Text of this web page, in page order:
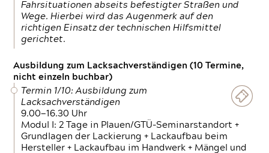
Fahrsituationen abseits befestigter Straßen und
Wege. Hierbei wird das Augenmerk auf den
richtigen Einsatz der technischen Hilfsmittel
gerichtet.
Ausbildung zum Lacksachverständigen (10 Termine,
nicht einzeln buchbar)
Termin 1/10: Ausbildung zum
Lacksachverständigen
9.00—16.30 Uhr
Modul I: 2 Tage in Plauen/GTÜ-Seminarstandort +
Grundlagen der Lackierung + Lackaufbau beim
Hersteller + Lackaufbau im Handwerk + Mängel und